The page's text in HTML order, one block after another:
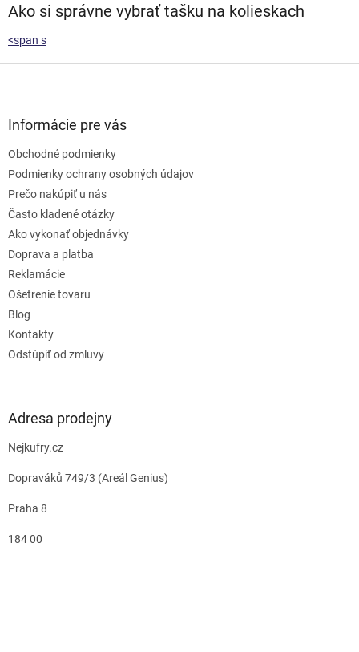
Ako si správne vybrať tašku na kolieskach
<span s
Informácie pre vás
Obchodné podmienky
Podmienky ochrany osobných údajov
Prečo nakúpiť u nás
Často kladené otázky
Ako vykonať objednávky
Doprava a platba
Reklamácie
Ošetrenie tovaru
Blog
Kontakty
Odstúpiť od zmluvy
Adresa prodejny
Nejkufry.cz
Dopraváků 749/3 (Areál Genius)
Praha 8
184 00